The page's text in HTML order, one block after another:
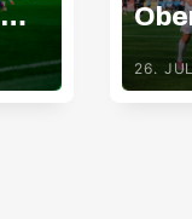
26.